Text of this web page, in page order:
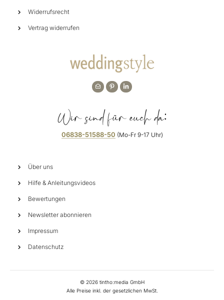
Widerrufsrecht
Vertrag widerrufen
Wir sind für euch da:
06838-51588-50 (Mo-Fr 9-17 Uhr)
Über uns
Hilfe & Anleitungsvideos
Bewertungen
Newsletter abonnieren
Impressum
Datenschutz
© 2026tintho:media GmbH
Alle Preise inkl. der gesetzlichen MwSt.